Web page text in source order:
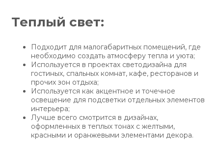
Теплый свет:
Подходит для малогабаритных помещений, где
необходимо создать атмосферу тепла и уюта;
Используется в проектах светодизайна для
гостиных, спальных комнат, кафе, ресторанов и
прочих зон отдыха;
Используется как акцентное и точечное
освещение для подсветки отдельных элементов
интерьера;
Лучше всего смотрится в дизайнах,
оформленных в теплых тонах с желтыми,
красными и оранжевыми элементами декора.